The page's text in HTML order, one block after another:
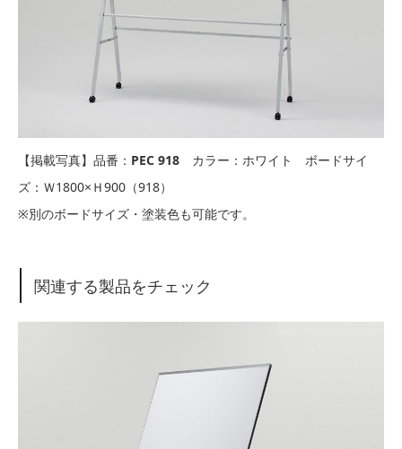
【掲載写真】品番： PEC 918 カラー：ホワイト ボードサイ
ズ：Ｗ1800×Ｈ900（918）
※別のボードサイズ・塗装色も可能です。
関連する製品をチェック